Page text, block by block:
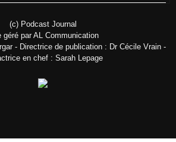
(c) Podcast Journal
géré par AL Communication
- Directrice de publication : Dr Cécile Vrain -
en chef : Sarah Lepage